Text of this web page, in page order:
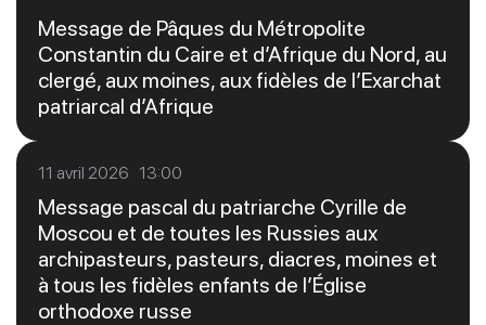
Message de Pâques du Métropolite
Constantin du Caire et d’Afrique du Nord, au
clergé, aux moines, aux fidèles de l’Exarchat
patriarcal d’Afrique
11 avril 2026 13:00
Message pascal du patriarche Cyrille de
Moscou et de toutes les Russies aux
archipasteurs, pasteurs, diacres, moines et
à tous les fidèles enfants de l’Église
orthodoxe russe